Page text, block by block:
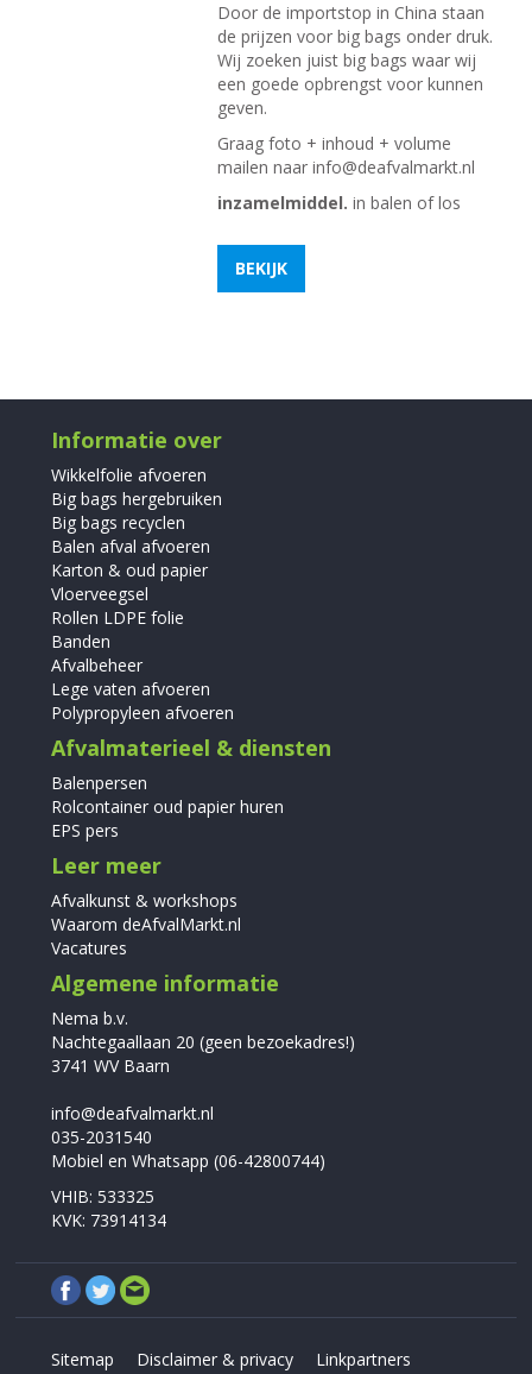
Door de importstop in China staan
de prijzen voor big bags onder druk.
Wij zoeken juist big bags waar wij
een goede opbrengst voor kunnen
geven.
Graag foto + inhoud + volume
mailen naarinfo@deafvalmarkt.nl
inzamelmiddel. in balen of los
BEKIJK
Informatie over
Wikkelfolie afvoeren
Big bags hergebruiken
Big bags recyclen
Balen afval afvoeren
Karton & oud papier
Vloerveegsel
Rollen LDPE folie
Banden
Afvalbeheer
Lege vaten afvoeren
Polypropyleen afvoeren
Afvalmaterieel & diensten
Balenpersen
Rolcontainer oud papier huren
EPS pers
Leer meer
Afvalkunst & workshops
Waarom deAfvalMarkt.nl
Vacatures
Algemene informatie
Nema b.v.
Nachtegaallaan 20 (geen bezoekadres!)
3741 WV Baarn
info@deafvalmarkt.nl
035-2031540
Mobiel en Whatsapp (06-42800744)
VHIB: 533325
KVK: 73914134
Sitemap Disclaimer & privacy
Linkpartners